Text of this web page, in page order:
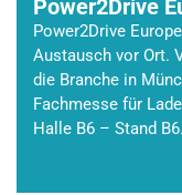
Power2Drive
Power2Drive
Austausch vor Ort.
die Branche in
Fachmesse für
Halle B6 – Stand